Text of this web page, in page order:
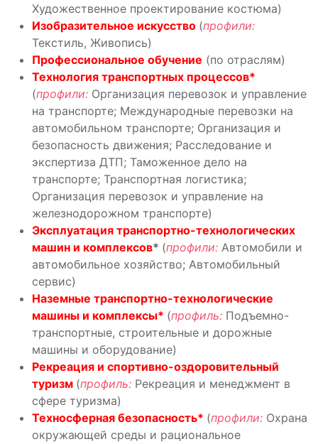
Художественное проектирование костюма)
Изобразительное искусство (профили:
Текстиль, Живопись)
Профессиональное обучение (по отраслям)
Технология транспортных процессов*
(профили: Организация перевозок и управление
на транспорте; Международные перевозки на
автомобильном транспорте; Организация и
безопасность движения; Расследование и
экспертиза ДТП; Таможенное дело на
транспорте; Транспортная логистика;
Организация перевозок и управление на
железнодорожном транспорте)
Эксплуатация транспортно-технологических
машин и комплексов* (профили: Автомобили и
автомобильное хозяйство; Автомобильный
сервис)
Наземные транспортно-технологические
машины и комплексы* (профиль: Подъемно-
транспортные, строительные и дорожные
машины и оборудование)
Рекреация и спортивно-оздоровительный
туризм (профиль: Рекреация и менеджмент в
сфере туризма)
Техносферная безопасность* (профили: Охрана
окружающей среды и рациональное